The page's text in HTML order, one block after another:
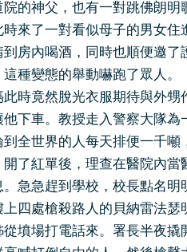
的神父，也有一對跳佛朗
來了一對看似母子的男女
房內喝酒，同時也順便邀
種變態的舉動嚇跑了眾人。
時竟然脫光衣服期待與外
下車。教授走入警察大隊為
全世界的人每天排便一千噸
了紅單後，理查在醫院內
急急趕到學校，校長點名
四處槍殺路人的貝納雷法
墳場打電話來。署長半夜